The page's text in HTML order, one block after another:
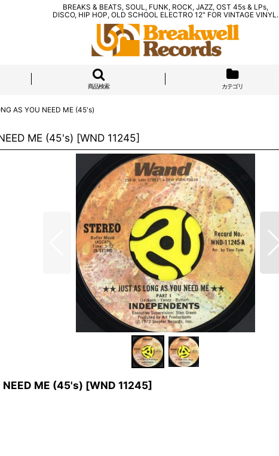
BREAKS & BEATS, SOUL, FUNK, ROCK, JAZZ, OST 45s & LPs,
DISCO, HIP HOP, OLD SCHOOL ELECTRO 12" FOR VINTAGE VINYL.
商品検索 カテゴリ
AS YOU NEED ME (45's)
ME (45's) [WND 11245]
NEED ME (45's) [WND 11245]